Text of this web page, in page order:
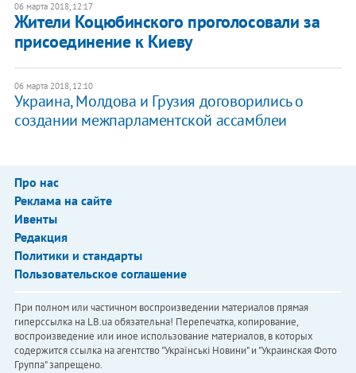
06 марта 2018, 12:17
Жители Коцюбинского проголосовали за
присоединение к Киеву
06 марта 2018, 12:10
​Украина, Молдова и Грузия договорились о
создании межпарламентской ассамблеи
Про нас
Реклама на сайте
Ивенты
Редакция
Политики и стандарты
Пользовательское соглашение
При полном или частичном воспроизведении материалов прямая
гиперссылка на LB.ua обязательна! Перепечатка, копирование,
воспроизведение или иное использование материалов, в которых
содержится ссылка на агентство "Українськi Новини" и "Украинская Фото
Группа" запрещено.